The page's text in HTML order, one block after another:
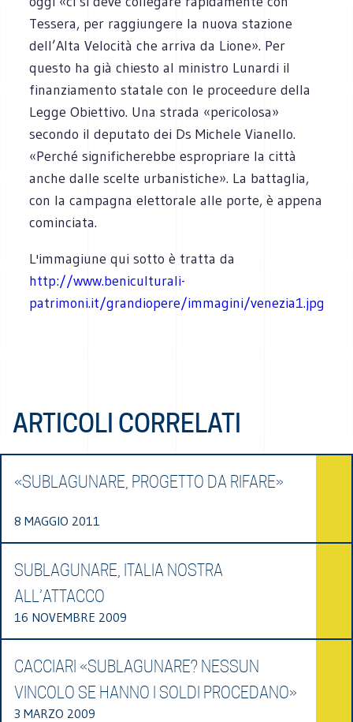
Tessera, per raggiungere la nuova stazione
dell’Alta Velocità che arriva da Lione». Per
questo ha già chiesto al ministro Lunardi il
finanziamento statale con le proceedure della
Legge Obiettivo. Una strada «pericolosa»
secondo il deputato dei Ds Michele Vianello.
«Perché significherebbe espropriare la città
anche dalle scelte urbanistiche». La battaglia,
con la campagna elettorale alle porte, è appena
cominciata.
L'immagiune qui sotto è tratta da
http://www.beniculturali-
patrimoni.it/grandiopere/immagini/venezia1.jpg
ARTICOLI CORRELATI
«SUBLAGUNARE, PROGETTO DA RIFARE»
8 MAGGIO 2011
SUBLAGUNARE, ITALIA NOSTRA
ALL’ATTACCO
16 NOVEMBRE 2009
CACCIARI «SUBLAGUNARE? NESSUN
VINCOLO SE HANNO I SOLDI PROCEDANO»
3 MARZO 2009